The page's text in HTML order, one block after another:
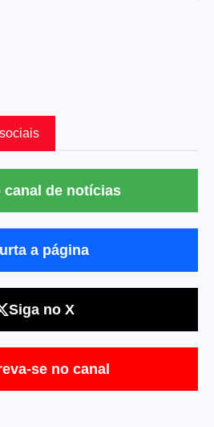
canal de notícias
a página
Siga no X
se no canal